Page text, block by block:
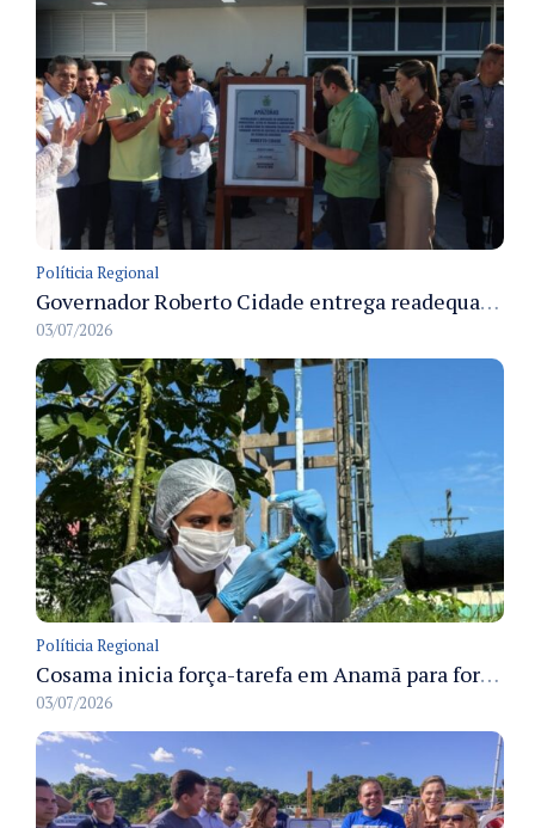
Políticia Regional
Governador Roberto Cidade entrega readequação do ambulatório da FCecon e amplia capacidade de atendimento oncológico em Manaus
03/07/2026
Políticia Regional
Cosama inicia força-tarefa em Anamã para fortalecer abastecimento de água e segurança hídrica da população
03/07/2026